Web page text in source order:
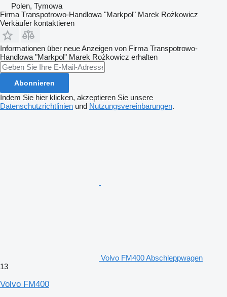
Polen, Tymowa
Firma Transpotrowo-Handlowa "Markpol" Marek Rożkowicz
Verkäufer kontaktieren
Informationen über neue Anzeigen von Firma Transpotrowo-
Handlowa "Markpol" Marek Rożkowicz erhalten
Abonnieren
Indem Sie hier klicken, akzeptieren Sie unsere
Datenschutzrichtlinien und Nutzungsvereinbarungen.
Volvo FM400 Abschleppwagen
13
Volvo FM400